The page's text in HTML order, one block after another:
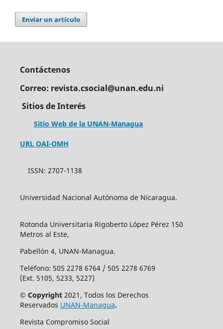
Enviar un artículo
Contáctenos
Correo: revista.csocial@unan.edu.ni
Sitios de Interés
Sitio Web de la UNAN-Managua
URL OAI-OMH
ISSN: 2707-1138
Universidad Nacional Autónoma de Nicaragua.
Rotonda Universitaria Rigoberto López Pérez 150
Metros al Este,
Pabellón 4, UNAN-Managua.
Teléfono: 505 2278 6764 / 505 2278 6769
(Ext. 5105, 5233, 5227)
© Copyright2021, Todos los Derechos
Reservados UNAN-Managua.
Revista Compromiso Social